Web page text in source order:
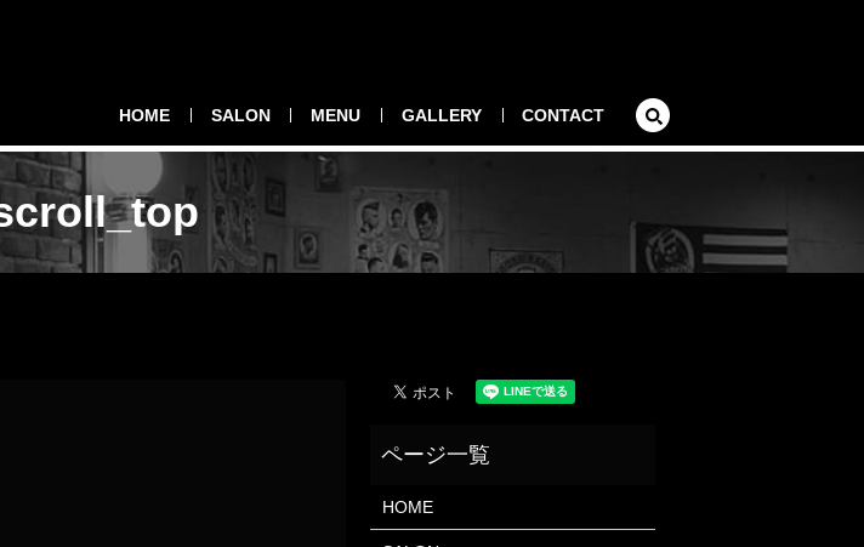
HOME SALON MENU GALLERY CONTACT
HOME